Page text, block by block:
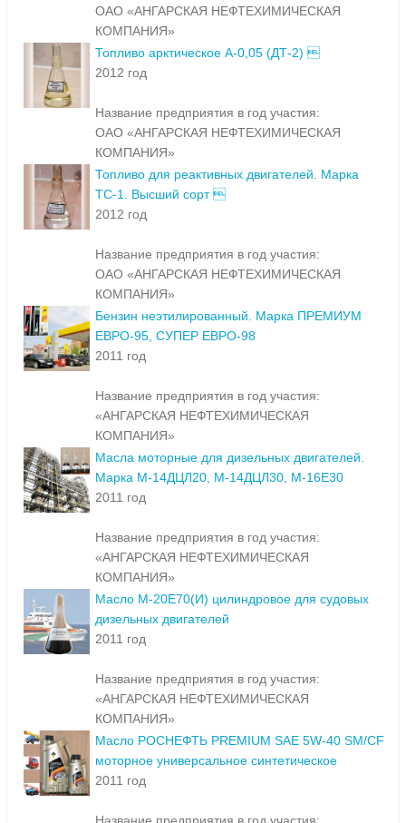
ОАО «АНГАРСКАЯ НЕФТЕХИМИЧЕСКАЯ
КОМПАНИЯ»
Топливо арктическое А-0,05 (ДТ-2) 
2012 год
Название предприятия в год участия:
ОАО «АНГАРСКАЯ НЕФТЕХИМИЧЕСКАЯ
КОМПАНИЯ»
Топливо для реактивных двигателей. Марка
ТС-1. Высший сорт 
2012 год
Название предприятия в год участия:
ОАО «АНГАРСКАЯ НЕФТЕХИМИЧЕСКАЯ
КОМПАНИЯ»
Бензин неэтилированный. Марка ПРЕМИУМ
ЕВРО-95, СУПЕР ЕВРО-98
2011 год
Название предприятия в год участия:
«АНГАРСКАЯ НЕФТЕХИМИЧЕСКАЯ
КОМПАНИЯ»
Масла моторные для дизельных двигателей.
Марка М-14ДЦЛ20, М-14ДЦЛ30, М-16Е30
2011 год
Название предприятия в год участия:
«АНГАРСКАЯ НЕФТЕХИМИЧЕСКАЯ
КОМПАНИЯ»
Масло М-20Е70(И) цилиндровое для судовых
дизельных двигателей
2011 год
Название предприятия в год участия:
«АНГАРСКАЯ НЕФТЕХИМИЧЕСКАЯ
КОМПАНИЯ»
Масло РОСНЕФТЬ PREMIUM SAE 5W-40 SM/CF
моторное универсальное синтетическое
2011 год